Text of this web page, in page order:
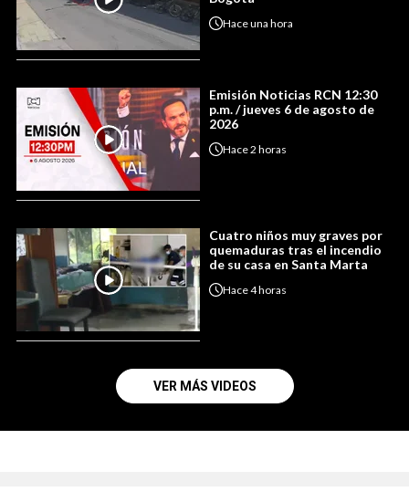
Haceuna hora
Emisión Noticias RCN 12:30
p.m. / jueves 6 de agosto de
2026
Hace2 horas
Cuatro niños muy graves por
quemaduras tras el incendio
de su casa en Santa Marta
Hace4 horas
VER MÁS VIDEOS